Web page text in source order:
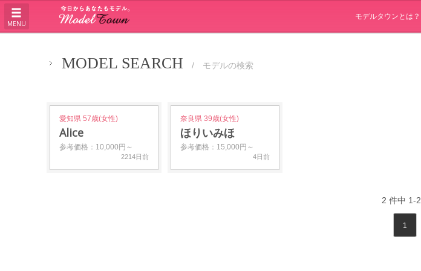
MENU
モデルタウンとは？
MODEL SEARCH / モデルの検索
愛知県 57歳(女性)
Alice
参考価格：10,000円～
2214日前
奈良県 39歳(女性)
ほりいみほ
参考価格：15,000円～
4日前
2 件中 1-2
1